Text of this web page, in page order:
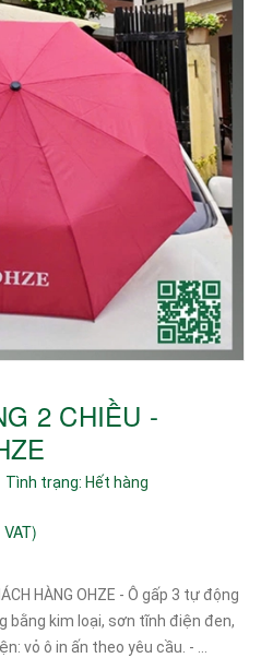
2 CHIỀU -
| Tình trạng: Hết hàng
)
HÀNG OHZE - Ô gấp 3 tự động
bằng kim loại, sơn tĩnh điện đen,
vỏ ô in ấn theo yêu cầu. - ...